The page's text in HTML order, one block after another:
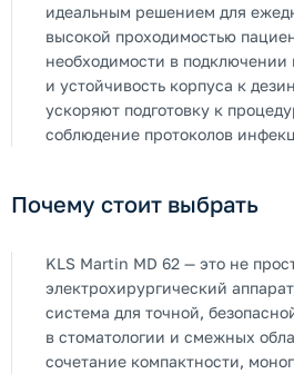
идеальным решением для
высокой проходимостью
необходимости в подключении
и устойчивость корпуса к
ускоряют подготовку к
соблюдение протоколов
Почему стоит выбрать
KLS Martin MD 62 — это не
электрохирургический
система для точной,
в стоматологии и смежных
сочетание компактности,